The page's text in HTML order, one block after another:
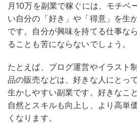
月10万を副業で稼ぐには、モチベ
い自分の「好き」や「得意」を生
です。 自分が興味を持てる仕事な
ることも苦にならないでしょう。
たとえば、ブログ運営やイラスト
品の販売などは、好きな人にとっ
生かしやすい副業です。好きなこ
自然とスキルも向上し、より高単
くなります。